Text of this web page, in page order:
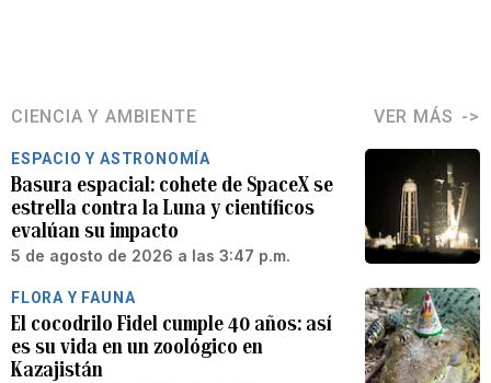
CIENCIA Y AMBIENTE VER MÁS
ESPACIO Y ASTRONOMÍA
Basura espacial: cohete de SpaceX se
estrella contra la Luna y científicos
evalúan su impacto
5 de agosto de 2026 a las 3:47 p.m.
FLORA Y FAUNA
El cocodrilo Fidel cumple 40 años: así
es su vida en un zoológico en
Kazajistán